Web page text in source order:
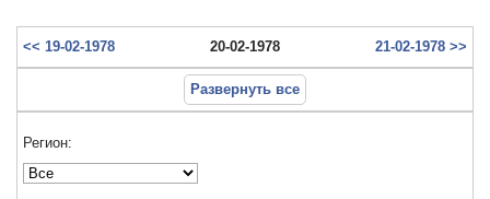
<< 19-02-1978 20-02-1978 21-02-1978 >>
Развернуть все
Регион: